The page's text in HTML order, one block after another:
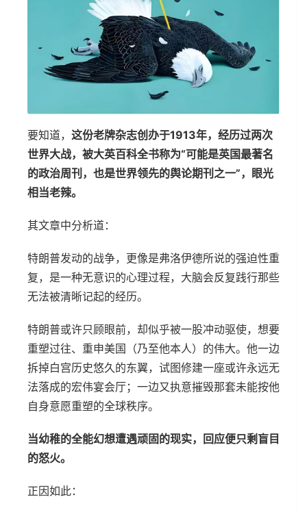
要知道， 这份老牌杂志创办于1913年，经历过两次
世界大战，被大英百科全书称为“可能是英国最著名
的政治周刊，也是世界领先的舆论期刊之一”，眼光
相当老辣。
其文章中分析道：
特朗普发动的战争，更像是弗洛伊德所说的强迫性重
复，是一种无意识的心理过程，大脑会反复践行那些
无法被清晰记起的经历。
特朗普或许只顾眼前，却似乎被一股冲动驱使，想要
重塑过往、重申美国（乃至他本人）的伟大。他一边
拆掉白宫历史悠久的东翼，试图修建一座或许永远无
法落成的宏伟宴会厅；一边又执意摧毁那套未能按他
自身意愿重塑的全球秩序。
当幼稚的全能幻想遭遇顽固的现实，回应便只剩盲目
的怒火。
正因如此：